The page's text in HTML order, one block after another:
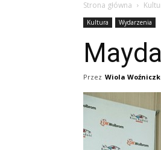
Strona główna
Kultura Wydarzenia
Przez Wiola